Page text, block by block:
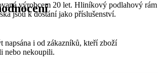
výrobcem 20 let. Hliníkový podlahový rám
jsou k dostání jako příslušenství.
napsána i od zákazníků, kteří zboží
nebo nekoupili.